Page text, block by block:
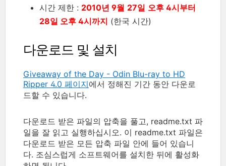
시간 제한 : 2010년 9월 27일 오후 4시부터
28일 오후 4시까지 (한국 시간)
다운로드 및 설치
Giveaway of the Day - Odin Blu-ray to HD
Ripper 4.0 페이지에서 정해진 기간 동안 다운로
드할 수 있습니다.
다운로드 받은 파일의 압축을 풀고, readme.txt 파
일을 잘 읽고 실행하십시오. 이 readme.txt 파일은
다운로드 받은 모든 압축 파일 안에 들어 있습니
다. 조심스럽게 소프트웨어를 설치한 뒤에 활성화